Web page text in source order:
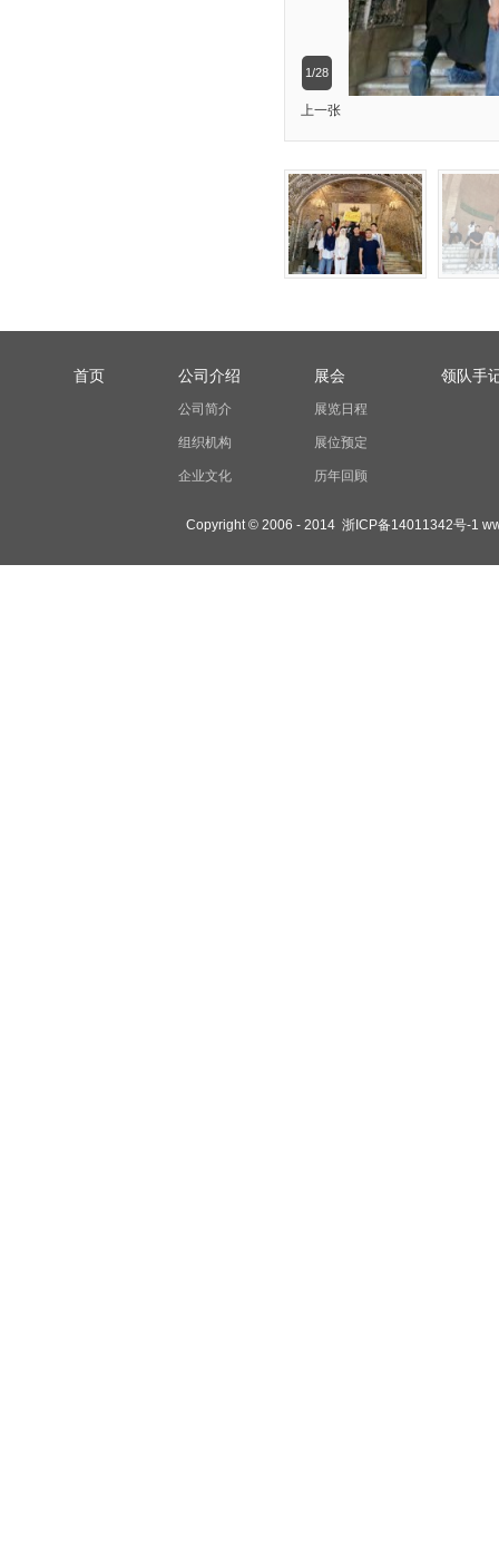
1/28
上一张
首页 公司介绍
公司简介
组织机构
企业文化
展会
展览日程
展位预定
历年回顾
领队手
Copyright © 2006 - 2014 浙ICP备14011342号-1